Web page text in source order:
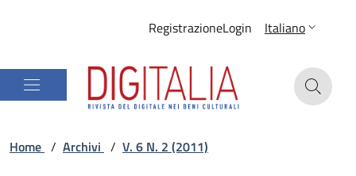
RegistrazioneLogin Italiano
Home / Archivi / V. 6 N. 2 (2011)